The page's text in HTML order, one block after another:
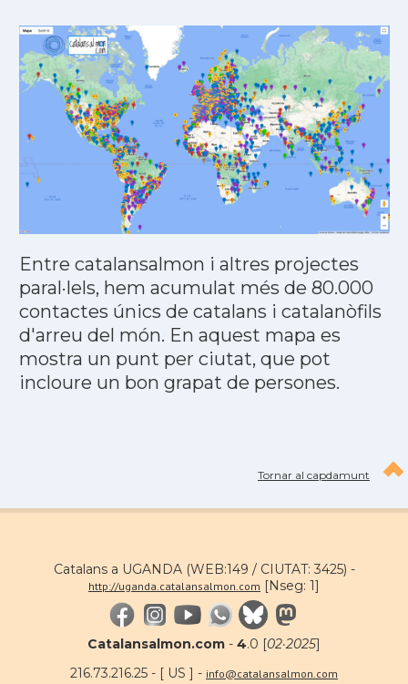
Entre catalansalmon i altres projectes
paral·lels, hem acumulat més de 80.000
contactes únics de catalans i catalanòfils
d'arreu del món. En aquest mapa es
mostra un punt per ciutat, que pot
incloure un bon grapat de persones.
Tornar al capdamunt
Catalans a UGANDA (WEB:149 / CIUTAT: 3425) -
http://uganda.catalansalmon.com [Nseg: 1]
Catalansalmon.com - 4.0 [02·2025]
216.73.216.25 - [ US ] - info@catalansalmon.com